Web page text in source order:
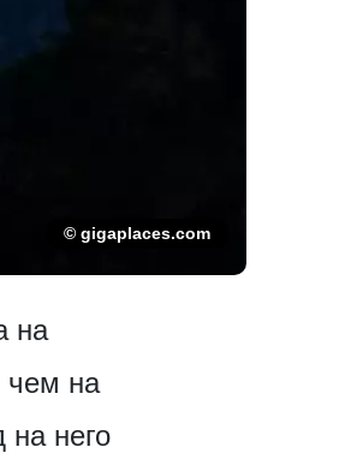
© gigaplaces.com
на
чем на
него